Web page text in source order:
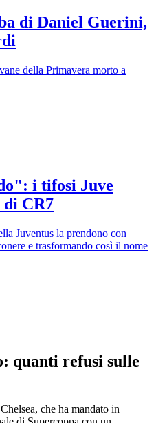
di Daniel Guerini,
della Primavera morto a
i tifosi Juve
di CR7
Juventus la prendono con
e trasformando così il nome
quanti refusi sulle
che ha mandato in